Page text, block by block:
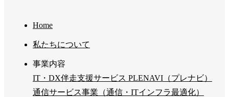
Home
私たちについて
事業内容
IT・DX伴走支援サービス PLENAVI（プレナビ）
通信サービス事業（通信・ITインフラ最適化）